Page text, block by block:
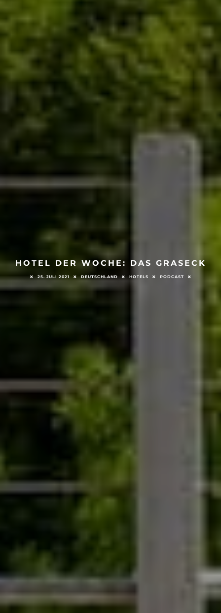
HOTEL DER WOCHE: DAS GRASECK
25. JULI 2021 DEUTSCHLAND HOTELS PODCAST